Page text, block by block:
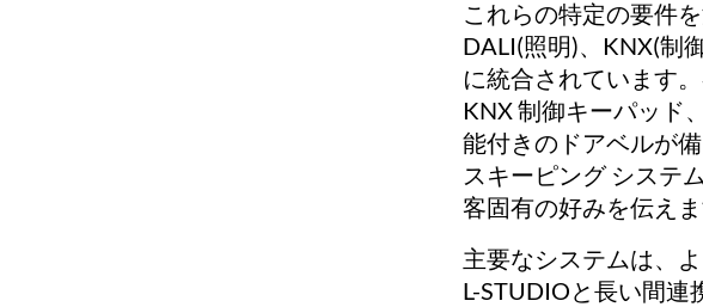
これらの特定の要件
DALI(照明)、KNX(制
に統合されています
KNX 制御キーパッド
能付きのドアベルが
スキーピング システ
客固有の好みを伝えま
主要なシステムは、
L-STUDIOと長い間